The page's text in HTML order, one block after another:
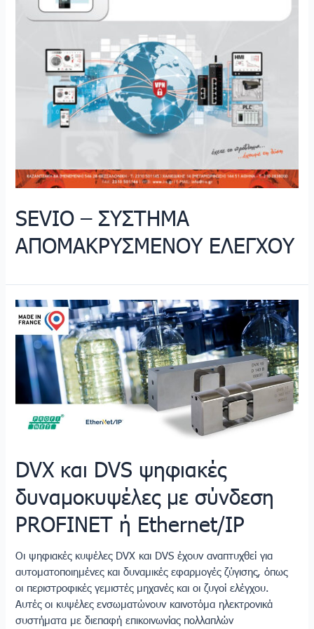
SEVIO – ΣΥΣΤΗΜΑ
ΑΠΟΜΑΚΡΥΣΜΕΝΟΥ ΕΛΕΓΧΟΥ
DVX και DVS ψηφιακές
δυναμοκυψέλες με σύνδεση
PROFINET ή Ethernet/IP
Οι ψηφιακές κυψέλες DVX και DVS έχουν αναπτυχθεί για
αυτοματοποιημένες και δυναμικές εφαρμογές ζύγισης, όπως
οι περιστροφικές γεμιστές μηχανές και οι ζυγοί ελέγχου.
Αυτές οι κυψέλες ενσωματώνουν καινοτόμα ηλεκτρονικά
συστήματα με διεπαφή επικοινωνίας πολλαπλών
DVX
και
DVS
ψηφιακές
δυναμοκυψέλες
σύνδεση
PROFINET